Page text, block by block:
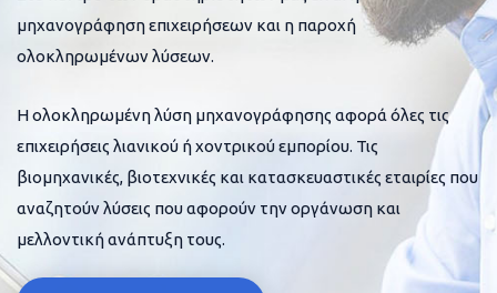
μηχανογράφηση επιχειρήσεων και η παροχή
ολοκληρωμένων λύσεων.
Η ολοκληρωμένη λύση μηχανογράφησης αφορά όλες τις
επιχειρήσεις λιανικού ή χοντρικού εμπορίου. Τις
βιομηχανικές, βιοτεχνικές και κατασκευαστικές εταιρίες που
αναζητούν λύσεις που αφορούν την οργάνωση και
μελλοντική ανάπτυξη τους.